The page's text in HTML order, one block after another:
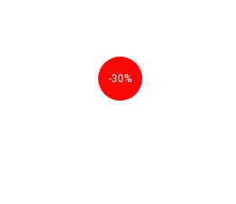
-30%